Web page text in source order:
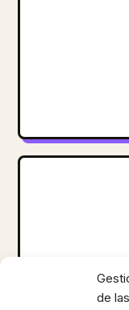
de